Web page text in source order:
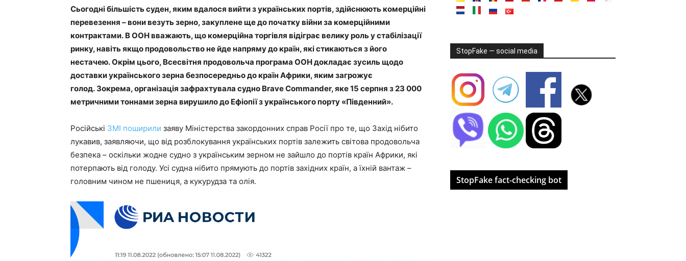
Сьогодні більшість суден, яким вдалося вийти з українських портів, здійснюють комерційні
перевезення – вони везуть зерно, закуплене ще до початку війни за комерційними
контрактами. В ООН вважають, що комерційна торгівля відіграє велику роль у стабілізації
ринку, навіть якщо продовольство не йде напряму до країн, які стикаються з його
нестачею. Окрім цього, Всесвітня продовольча програма ООН докладає зусиль щодо
доставки українського зерна безпосередньо до країн Африки, яким загрожує
голод. Зокрема, організація зафрахтувала судно Brave Commander, яке 15 серпня з 23 000
метричними тоннами зерна вирушило до Ефіопії з українського порту «Південний».
Російські ЗМІ поширили заяву Міністерства закордонних справ Росії про те, що Захід нібито
лукавив, заявляючи, що від розблокування українських портів залежить світова продовольча
безпека – оскільки жодне судно з українським зерном не зайшло до портів країн Африки, які
потерпають від голоду. Усі судна нібито прямують до портів західних країн, а їхній вантаж –
головним чином не пшениця, а кукурудза та олія.
StopFake — social media
StopFake fact-checking bot